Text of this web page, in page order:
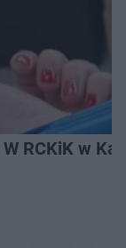
RCKiK w